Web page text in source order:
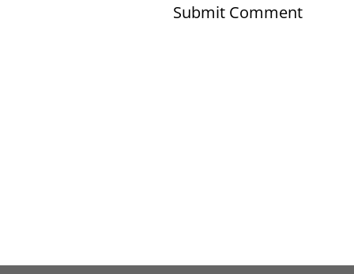
Submit Comment